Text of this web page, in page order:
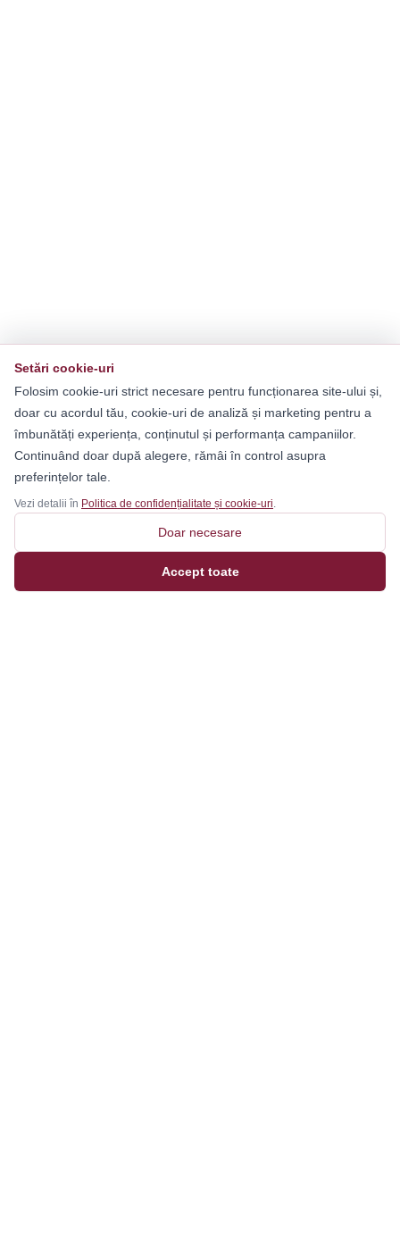
Setări cookie-uri
Folosim cookie-uri strict necesare pentru funcționarea site-ului și,
doar cu acordul tău, cookie-uri de analiză și marketing pentru a
îmbunătăți experiența, conținutul și performanța campaniilor.
Continuând doar după alegere, rămâi în control asupra
preferințelor tale.
Vezi detalii în Politica de confidențialitate și cookie-uri.
Doar necesare
Accept toate